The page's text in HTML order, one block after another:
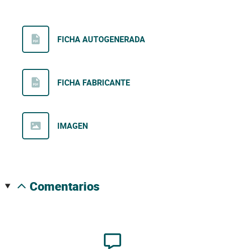
FICHA AUTOGENERADA
FICHA FABRICANTE
IMAGEN
comentarios